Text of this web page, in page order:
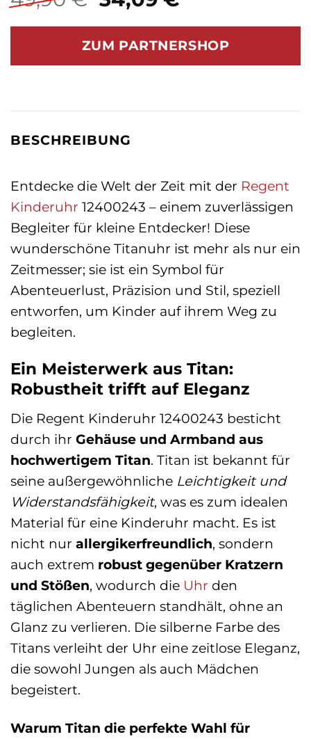
Preis
war:
49,90 €
ist:
34,09 €.
ZUM PARTNERSHOP
BESCHREIBUNG
Entdecke die Welt der Zeit mit der Regent
Kinderuhr 12400243 – einem zuverlässigen
Begleiter für kleine Entdecker! Diese
wunderschöne Titanuhr ist mehr als nur ein
Zeitmesser; sie ist ein Symbol für
Abenteuerlust, Präzision und Stil, speziell
entworfen, um Kinder auf ihrem Weg zu
begleiten.
Ein Meisterwerk aus Titan:
Robustheit trifft auf Eleganz
Die Regent Kinderuhr 12400243 besticht
durch ihr Gehäuse und Armband aus
hochwertigem Titan. Titan ist bekannt für
seine außergewöhnliche Leichtigkeit und
Widerstandsfähigkeit, was es zum idealen
Material für eine Kinderuhr macht. Es ist
nicht nur allergikerfreundlich, sondern
auch extrem robust gegenüber Kratzern
und Stößen, wodurch die Uhr den
täglichen Abenteuern standhält, ohne an
Glanz zu verlieren. Die silberne Farbe des
Titans verleiht der Uhr eine zeitlose Eleganz,
die sowohl Jungen als auch Mädchen
begeistert.
Warum Titan die perfekte Wahl für